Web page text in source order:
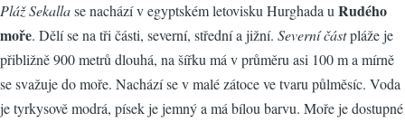
Pláž Sekallase nachází v egyptském letovisku Hurghada u Rudého
moře. Dělí se na tři části, severní, střední a jižní. Severní částpláže je
přibližně 900 metrů dlouhá, na šířku má v průměru asi 100 m a mírně
se svažuje do moře. Nachází se v malé zátoce ve tvaru půlměsíc. Voda
je tyrkysově modrá, písek je jemný a má bílou barvu. Moře je dostupné